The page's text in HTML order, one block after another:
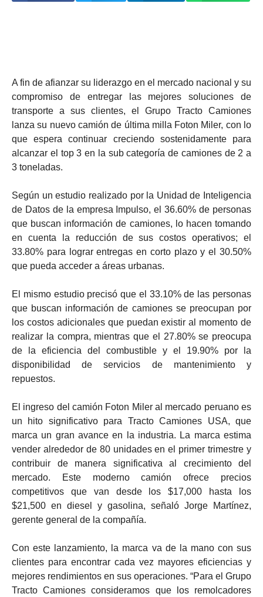
A fin de afianzar su liderazgo en el mercado nacional y su
compromiso de entregar las mejores soluciones de
transporte a sus clientes, el Grupo Tracto Camiones
lanza su nuevo camión de última milla Foton Miler, con lo
que espera continuar creciendo sostenidamente para
alcanzar el top 3 en la sub categoría de camiones de 2 a
3 toneladas.
Según un estudio realizado por la Unidad de Inteligencia
de Datos de la empresa Impulso, el 36.60% de personas
que buscan información de camiones, lo hacen tomando
en cuenta la reducción de sus costos operativos; el
33.80% para lograr entregas en corto plazo y el 30.50%
que pueda acceder a áreas urbanas.
El mismo estudio precisó que el 33.10% de las personas
que buscan información de camiones se preocupan por
los costos adicionales que puedan existir al momento de
realizar la compra, mientras que el 27.80% se preocupa
de la eficiencia del combustible y el 19.90% por la
disponibilidad de servicios de mantenimiento y
repuestos.
El ingreso del camión Foton Miler al mercado peruano es
un hito significativo para Tracto Camiones USA, que
marca un gran avance en la industria. La marca estima
vender alrededor de 80 unidades en el primer trimestre y
contribuir de manera significativa al crecimiento del
mercado. Este moderno camión ofrece precios
competitivos que van desde los $17,000 hasta los
$21,500 en diesel y gasolina, señaló Jorge Martínez,
gerente general de la compañía.
Con este lanzamiento, la marca va de la mano con sus
clientes para encontrar cada vez mayores eficiencias y
mejores rendimientos en sus operaciones. “Para el Grupo
Tracto Camiones consideramos que los remolcadores